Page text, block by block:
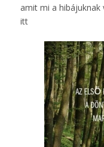
amit mi a hibájuknak
itt